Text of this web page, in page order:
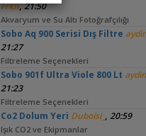
Frkn,21:50
Akvaryum ve Su Altı Fotoğrafçılığı
Sobo Aq 900 Serisi Dış Filtre
21:27
Filtreleme Seçenekleri
Sobo 901f Ultra Viole 800 Lt
21:23
Filtreleme Seçenekleri
Co2 Dolum Yeri Duboisi_ ,20:59
Işık CO2 ve Ekipmanlar